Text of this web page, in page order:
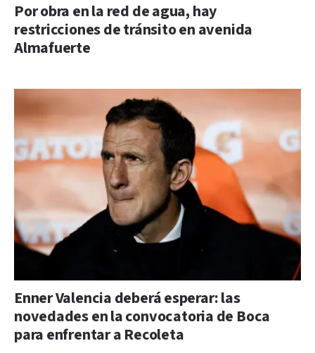
Por obra en la red de agua, hay
restricciones de tránsito en avenida
Almafuerte
Enner Valencia deberá esperar: las
novedades en la convocatoria de Boca
para enfrentar a Recoleta